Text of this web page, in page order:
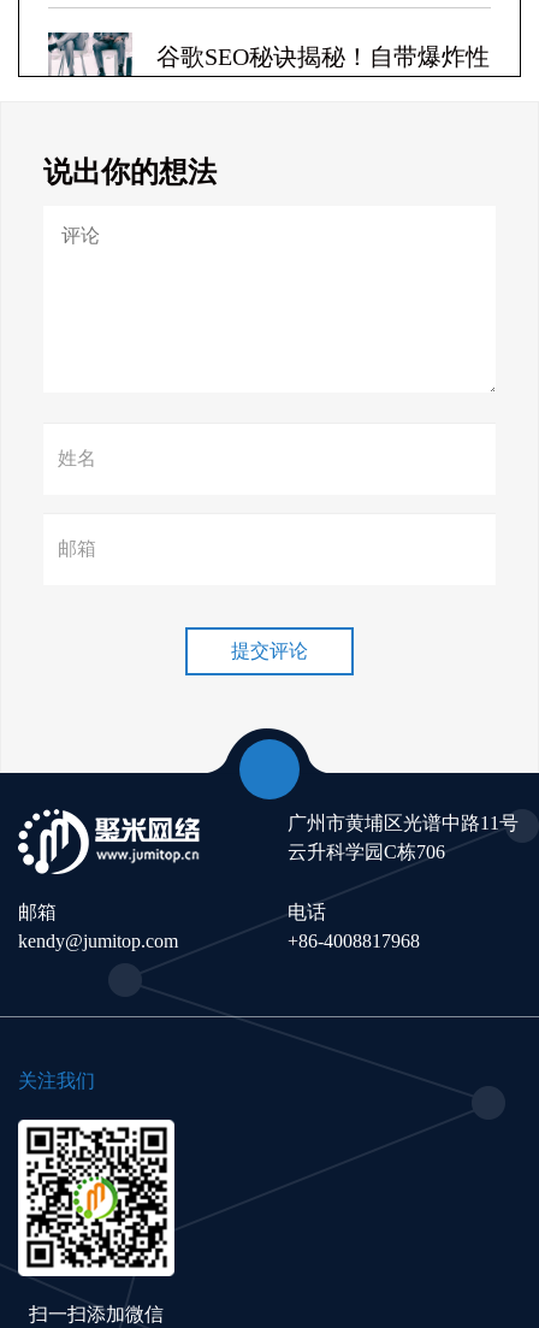
谷歌SEO秘诀揭秘！自带爆炸性
Google SEO终极秘籍，一夜跻
巧介绍！
说出你的想法
提交评论
广州市黄埔区光谱中路11号
云升科学园C栋706
邮箱
kendy@jumitop.com
电话
+86-4008817968
关注我们
扫一扫添加微信